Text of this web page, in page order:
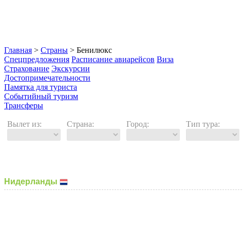
Главная > Страны > Бенилюкс
Спецпредложения Расписание авиарейсов Виза
Страхование Экскурсии
Достопримечательности
Памятка для туриста
Событийный туризм
Трансферы
Вылет из: Страна: Город: Тип тура:
Нидерланды